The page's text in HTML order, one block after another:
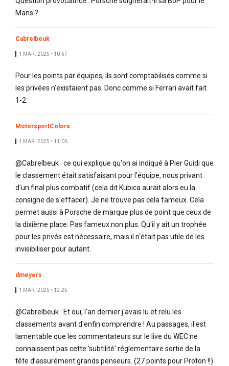
Mans ?
Cabrelbeuk
1 MAR. 2025 • 10:57
Pour les points par équipes, ils sont comptabilisés comme si
les privées n'existaient pas. Donc comme si Ferrari avait fait
1-2.
MotorsportColors
1 MAR. 2025 • 11:06
@Cabrelbeuk : ce qui explique qu'on ai indiqué à Pier Guidi que
le classement était satisfaisant pour l'équipe, nous privant
d'un final plus combatif (cela dit Kubica aurait alors eu la
consigne de s'effacer). Je ne trouve pas cela fameux. Cela
permet aussi à Porsche de marque plus de point que ceux de
la dixième place. Pas fameux non plus. Qu'il y ait un trophée
pour les privés est nécessaire, mais il n'était pas utile de les
invisibiliser pour autant.
dmeyers
1 MAR. 2025 • 12:25
@Cabrelbeuk : Et oui, l'an dernier j'avais lu et relu les
classements avant d'enfin comprendre ! Au passages, il est
lamentable que les commentateurs sur le live du WEC ne
connaissent pas cette 'subtilité' réglementaire sortie de la
tête d’assurément grands penseurs. (27 points pour Proton !!)